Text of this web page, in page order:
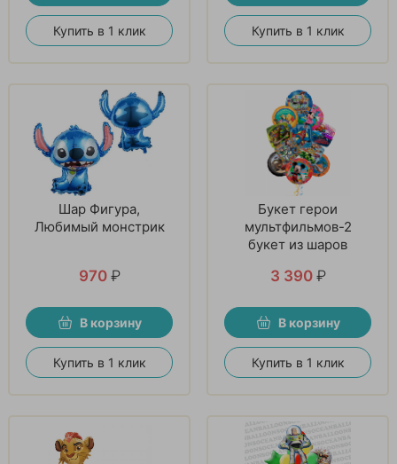
Купить в 1 клик Купить в 1 клик
Шар Фигура,
Любимый монстрик
970 ₽
В корзину
Купить в 1 клик
Букет герои
мультфильмов-2
букет из шаров
3 390 ₽
В корзину
Купить в 1 клик